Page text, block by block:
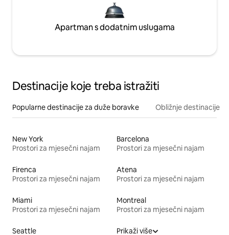
Apartman s dodatnim uslugama
Destinacije koje treba istražiti
Popularne destinacije za duže boravke Obližnje destinacije
New York
Prostori za mjesečni najam
Barcelona
Prostori za mjesečni najam
Firenca
Prostori za mjesečni najam
Atena
Prostori za mjesečni najam
Miami
Prostori za mjesečni najam
Montreal
Prostori za mjesečni najam
Seattle
Prikaži više